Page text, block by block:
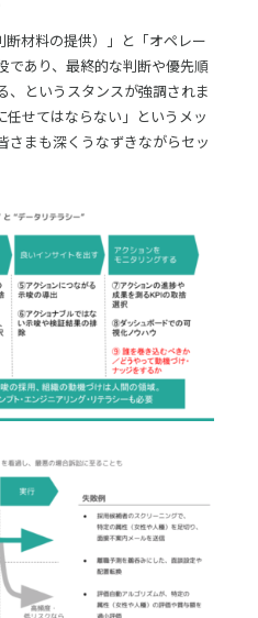
材料の提供）」と「オペレー
であり、最終的な判断や優先順
、というスタンスが強調されま
任せてはならない」というメッ
さまも深くうなずきながらセッ